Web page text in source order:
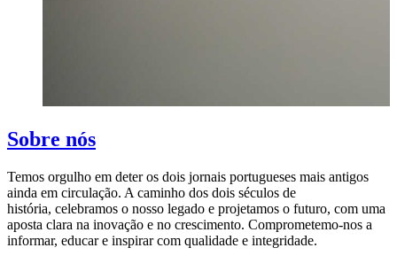
Sobre nós
Temos orgulho em deter os dois jornais portugueses mais antigos
ainda em circulação. A caminho dos dois séculos de
história, celebramos o nosso legado e projetamos o futuro, com uma
aposta clara na inovação e no crescimento. Comprometemo-nos a
informar, educar e inspirar com qualidade e integridade.